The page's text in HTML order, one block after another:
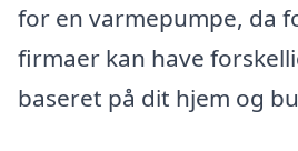
for en varmepumpe, da
firmaer kan have
baseret på dit hjem og